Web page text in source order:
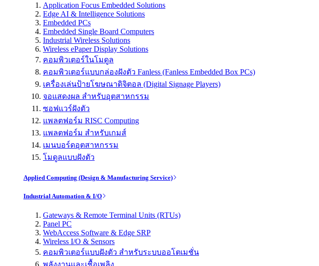
Application Focus Embedded Solutions
Edge AI & Intelligence Solutions
Embedded PCs
Embedded Single Board Computers
Industrial Wireless Solutions
Wireless ePaper Display Solutions
คอมพิวเตอร์ในโมดูล
คอมพิวเตอร์แบบกล่องฝังตัว Fanless (Fanless Embedded Box PCs)
เครื่องเล่นป้ายโฆษณาดิจิตอล (Digital Signage Players)
จอแสดงผล สำหรับอุตสาหกรรม
ซอฟแวร์ฝังตัว
แพลตฟอร์ม RISC Computing
แพลตฟอร์ม สำหรับเกมส์
เมนบอร์ดอุตสาหกรรม
โมดูลแบบฝังตัว
Applied Computing (Design & Manufacturing Service)
Industrial Automation & I/O
Gateways & Remote Terminal Units (RTUs)
Panel PC
WebAccess Software & Edge SRP
Wireless I/O & Sensors
คอมพิวเตอร์แบบฝังตัว สำหรับระบบออโตเมชั่น